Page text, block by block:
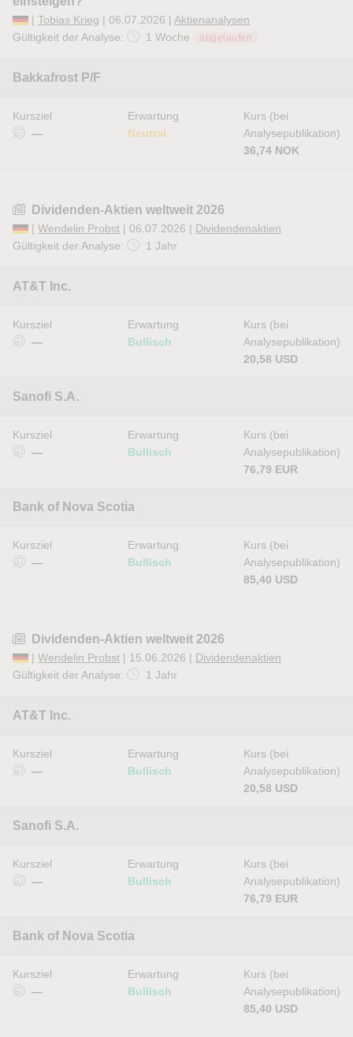
| Tobias Krieg | 06.07.2026 | Aktienanalysen
Gültigkeit der Analyse:
1 Woche abgelaufen
Bakkafrost P/F
Kursziel
—
Erwartung
Neutral
Kurs (bei
Analysepublikation)
36,74 NOK
Dividenden-Aktien weltweit 2026
| Wendelin Probst | 06.07.2026 | Dividendenaktien
Gültigkeit der Analyse:
1 Jahr
AT&T Inc.
Kursziel
—
Erwartung
Bullisch
Kurs (bei
Analysepublikation)
20,58 USD
Sanofi S.A.
Kursziel
—
Erwartung
Bullisch
Kurs (bei
Analysepublikation)
76,79 EUR
Bank of Nova Scotia
Kursziel
—
Erwartung
Bullisch
Kurs (bei
Analysepublikation)
85,40 USD
Dividenden-Aktien weltweit 2026
| Wendelin Probst | 15.06.2026 | Dividendenaktien
Gültigkeit der Analyse:
1 Jahr
AT&T Inc.
Kursziel
—
Erwartung
Bullisch
Kurs (bei
Analysepublikation)
20,58 USD
Sanofi S.A.
Kursziel
—
Erwartung
Bullisch
Kurs (bei
Analysepublikation)
76,79 EUR
Bank of Nova Scotia
Kursziel
—
Erwartung
Bullisch
Kurs (bei
Analysepublikation)
85,40 USD